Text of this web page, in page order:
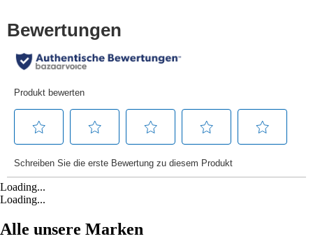
Loading...
Loading...
Alle unsere Marken